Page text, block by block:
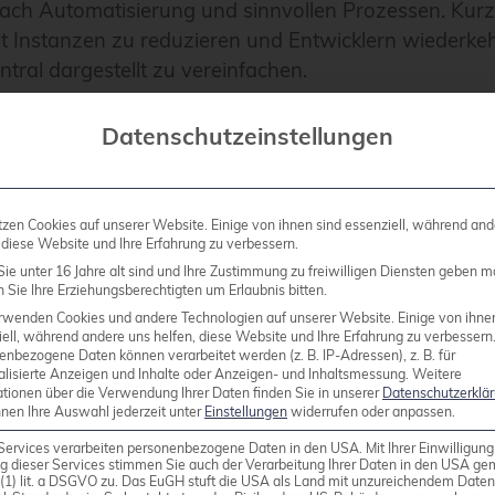
Automatisierung und sinnvollen Prozessen.
Instanzen zu reduzieren und Entwicklern
dargestellt zu vereinfachen.
an diesem Tag auch nicht zu kurz kommen.
oder die Handhabung von Secrets in
und zu erweitern.
war der Vortrag „Confidential Computing
und Alexander Gerlach von T-Systems. Da auch
KRITIS eingestufte Unternehmen betreuen,
Austausch besonders gelohnt.
Datenschutzeinstellungen
Cookies auf unserer Website. Einige von ihnen sind essenziell, während
Website und Ihre Erfahrung zu verbessern.
unter 16 Jahre alt sind und Ihre Zustimmung zu freiwilligen Diensten geben
Sie Ihre Erziehungsberechtigten um Erlaubnis bitten.
Cookies und andere Technologien auf unserer Website. Einige von
während andere uns helfen, diese Website und Ihre Erfahrung zu verbessern.
Daten können verarbeitet werden (z. B. IP-Adressen), z. B. für
Anzeigen und Inhalte oder Anzeigen- und Inhaltsmessung. Weitere
über die Verwendung Ihrer Daten finden Sie in unserer
Ihre Auswahl jederzeit unter Einstellungen widerrufen oder anpassen.
verarbeiten personenbezogene Daten in den USA. Mit Ihrer
dieser Services stimmen Sie auch der Verarbeitung Ihrer Daten in den USA
lit. a DSGVO zu. Das EuGH stuft die USA als Land mit unzureichendem